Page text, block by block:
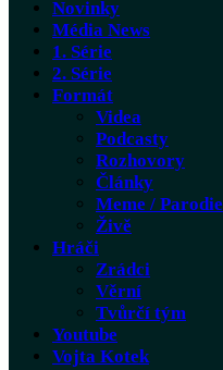
Novinky
Média News
1. Série
2. Série
Formát
Videa
Podcasty
Rozhovory
Články
Meme / Parodie
Živě
Hráči
Zrádci
Věrní
Tvůrčí tým
Youtube
Vojta Kotek